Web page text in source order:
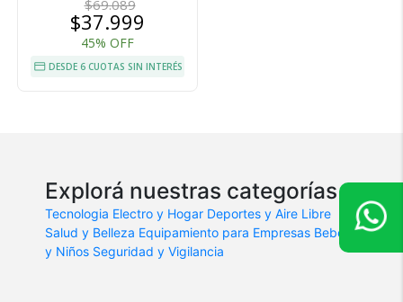
$69.089
$37.999
45% OFF
DESDE 6 CUOTAS SIN INTERÉS
Explorá nuestras categorías
Tecnologia Electro y Hogar Deportes y Aire Libre
Salud y Belleza Equipamiento para Empresas Bebes
y Niños Seguridad y Vigilancia